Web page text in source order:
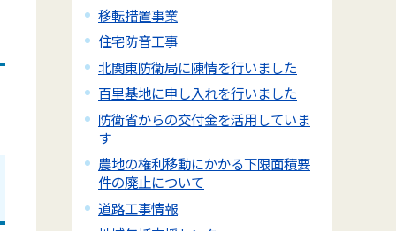
移転措置事業
住宅防音工事
北関東防衛局に陳情を行いました
百里基地に申し入れを行いました
防衛省からの交付金を活用していま
す
農地の権利移動にかかる下限面積要
件の廃止について
道路工事情報